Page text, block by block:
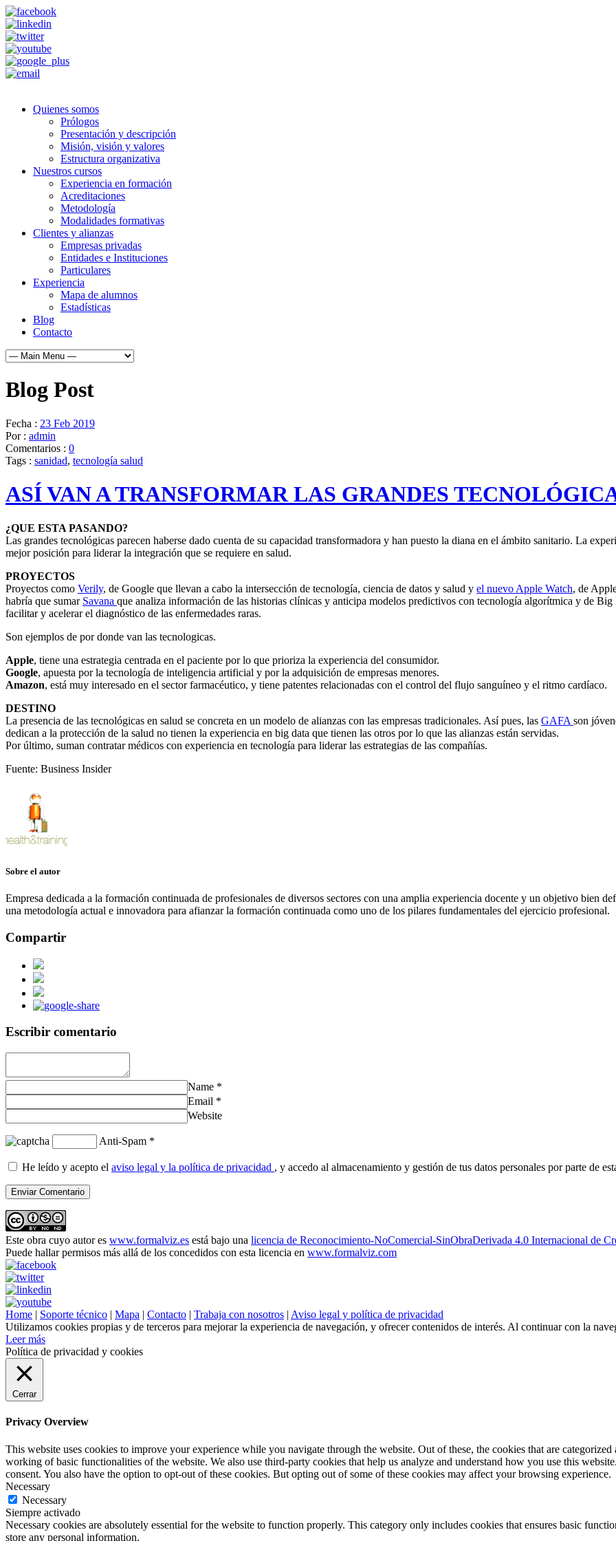
Quienes somos
Prólogos
Presentación y descripción
Misión, visión y valores
Estructura organizativa
Nuestros cursos
Experiencia en formación
Acreditaciones
Metodología
Modalidades formativas
Clientes y alianzas
Empresas privadas
Entidades e Instituciones
Particulares
Experiencia
Mapa de alumnos
Estadísticas
Blog
Contacto
Blog Post
Fecha : 23 Feb 2019
Por : admin
Comentarios : 0
Tags : sanidad, tecnología salud
ASÍ VAN A TRANSFORMAR LAS GRANDES
¿QUE ESTA PASANDO?
Las grandes tecnológicas parecen haberse dado cuenta de su capacidad transformadora y han puesto la diana en el ámbito sanitario. La
mejor posición para liderar la integración que se requiere en salud.
PROYECTOS
Proyectos como Verily, de Google que llevan a cabo la intersección de tecnología, ciencia de datos y salud y el nuevo Apple Watch, de
habría que sumar Savana que analiza información de las historias clínicas y anticipa modelos predictivos con tecnología algorítmica y de Big
facilitar y acelerar el diagnóstico de las enfermedades raras.
Son ejemplos de por donde van las tecnologicas.
Apple, tiene una estrategia centrada en el paciente por lo que prioriza la experiencia del consumidor.
Google, apuesta por la tecnología de inteligencia artificial y por la adquisición de empresas menores.
Amazon, está muy interesado en el sector farmacéutico, y tiene patentes relacionadas con el control del flujo sanguíneo y el ritmo cardíaco.
DESTINO
La presencia de las tecnológicas en salud se concreta en un modelo de alianzas con las empresas tradicionales. Así pues, las GAFA son
dedican a la protección de la salud no tienen la experiencia en big data que tienen las otros por lo que las alianzas están servidas.
Por último, suman contratar médicos con experiencia en tecnología para liderar las estrategias de las compañías.
Fuente: Business Insider
Sobre el autor
Empresa dedicada a la formación continuada de profesionales de diversos sectores con una amplia experiencia docente y un objetivo bien
una metodología actual e innovadora para afianzar la formación continuada como uno de los pilares fundamentales del ejercicio profesional.
Compartir
Escribir comentario
Name *
Email *
Website
Anti-Spam *
He leído y acepto el aviso legal y la política de privacidad , y accedo al almacenamiento y gestión de tus datos personales por parte de
Este obra cuyo autor es www.formalviz.es está bajo una licencia de Reconocimiento-NoComercial-SinObraDerivada 4.0 Internacional de
Puede hallar permisos más allá de los concedidos con esta licencia en www.formalviz.com
Home | Soporte técnico | Mapa | Contacto | Trabaja con nosotros | Aviso legal y política de privacidad
Utilizamos cookies propias y de terceros para mejorar la experiencia de navegación, y ofrecer contenidos de interés. Al continuar con la
Leer más
Política de privacidad y cookies
Cerrar
Privacy Overview
This website uses cookies to improve your experience while you navigate through the website. Out of these, the cookies that are categorized
working of basic functionalities of the website. We also use third-party cookies that help us analyze and understand how you use this
consent. You also have the option to opt-out of these cookies. But opting out of some of these cookies may affect your browsing experience.
Necessary
Necessary
Siempre activado
Necessary cookies are absolutely essential for the website to function properly. This category only includes cookies that ensures basic
store any personal information.